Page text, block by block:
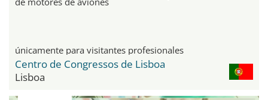
únicamente para visitantes profesionales
Centro de Congressos de Lisboa
Lisboa